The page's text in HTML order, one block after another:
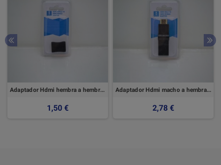
Adaptador Hdmi hembra a hembra Hdmi
1,50 €
Adaptador Hdmi macho a hembra Hdmi
2,78 €